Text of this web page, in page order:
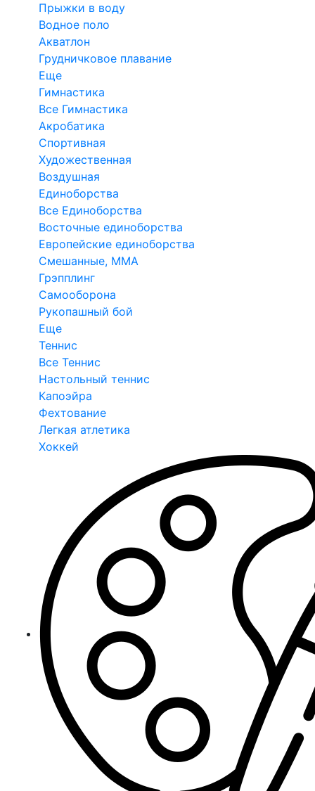
Прыжки в воду
Водное поло
Акватлон
Грудничковое плавание
Еще
Гимнастика
Все Гимнастика
Акробатика
Спортивная
Художественная
Воздушная
Единоборства
Все Единоборства
Восточные единоборства
Европейские единоборства
Смешанные, ММА
Грэпплинг
Самооборона
Рукопашный бой
Еще
Теннис
Все Теннис
Настольный теннис
Капоэйра
Фехтование
Легкая атлетика
Хоккей